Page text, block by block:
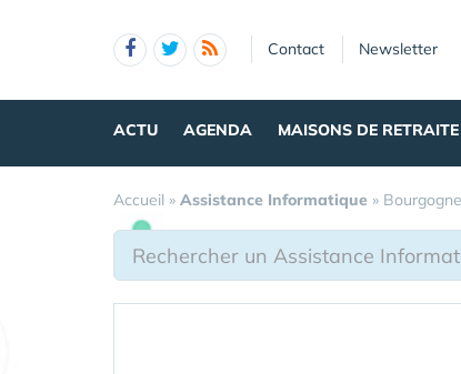
Contact Newsletter
ACTU AGENDA MAISONS DE RETRAITE
Accueil » Assistance Informatique »